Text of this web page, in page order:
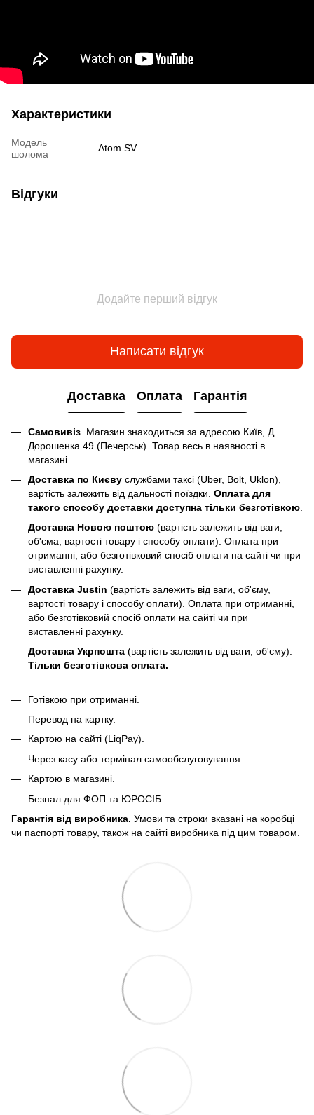
Характеристики
Модель
шолома
Atom SV
Відгуки
Додайте перший відгук
Написати відгук
Доставка Оплата Гарантія
Самовивіз . Магазин знаходиться за адресою Київ, Д.
Дорошенка 49 (Печерськ). Товар весь в наявності в
магазині.
Доставка по Києву службами таксі (Uber, Bolt, Uklon),
вартість залежить від дальності поїздки. Оплата для
такого способу доставки доступна тільки безготівкою
Доставка Новою поштою (вартість залежить від ваги,
об'єма, вартості товару і способу оплати). Оплата при
отриманні, або безготівковий спосіб оплати на сайті чи при
виставленні рахунку.
Доставка Justin (вартість залежить від ваги, об'єму,
вартості товару і способу оплати). Оплата при отриманні,
або безготівковий спосіб оплати на сайті чи при
виставленні рахунку.
Доставка Укрпошта (вартість залежить від ваги, об'єму).
Тільки безготівкова оплата.
Готівкою при отриманні.
Перевод на картку.
Картою на сайті (LiqPay).
Через касу або термінал самообслуговування.
Картою в магазині.
Безнал для ФОП та ЮРОСІБ.
Гарантія від виробника. Умови та строки вказані на коробці
чи паспорті товару, також на сайті виробника під цим товаром.